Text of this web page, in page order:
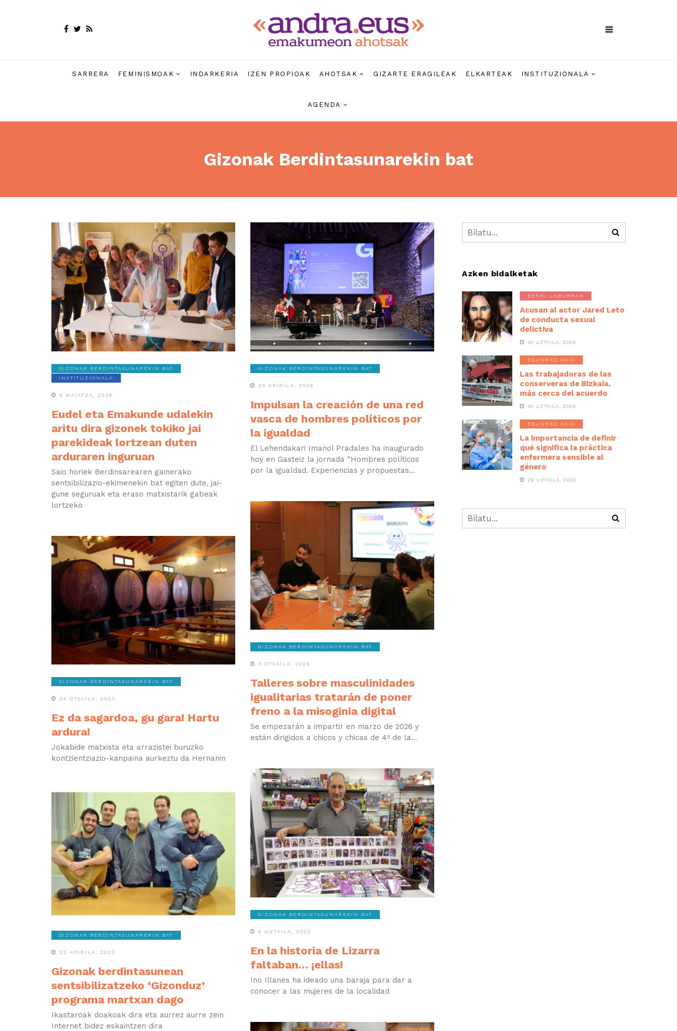
SARRERA FEMINISMOAK INDARKERIA IZEN PROPIOAK AHOTSAK GIZARTE ERAGILEAK ELKARTEAK INSTITUZIONALA
AGENDA
Gizonak Berdintasunarekin bat
GIZONAK BERDINTASUNAREKIN BAT
INSTITUZIONALA
9 MAIATZA, 2026
Eudel eta Emakunde udalekin
aritu dira gizonek tokiko jai
parekideak lortzean duten
arduraren inguruan
Saio horiek Berdinsarearen gainerako
sentsibilizazio-ekimenekin bat egiten dute, jai-
gune seguruak eta eraso matxistarik gabeak
lortzeko
GIZONAK BERDINTASUNAREKIN BAT
20 APIRILA, 2026
Impulsan la creación de una red
vasca de hombres políticos por
la igualdad
El Lehendakari Imanol Pradales ha inaugurado
hoy en Gasteiz la jornada “Hombres políticos
por la igualdad. Experiencias y propuestas...
GIZONAK BERDINTASUNAREKIN BAT
3 OTSAILA, 2026
Talleres sobre masculinidades
igualitarias tratarán de poner
freno a la misoginia digital
Se empezarán a impartir en marzo de 2026 y
están dirigidos a chicos y chicas de 4º de la...
GIZONAK BERDINTASUNAREKIN BAT
24 OTSAILA, 2023
Ez da sagardoa, gu gara! Hartu
ardura!
Jokabide matxista eta arrazistei buruzko
kontzientziazio-kanpaina aurkeztu da Hernanin
GIZONAK BERDINTASUNAREKIN BAT
6 UZTAILA, 2022
En la historia de Lizarra
faltaban… ¡ellas!
Ino Illanes ha ideado una baraja para dar a
conocer a las mujeres de la localidad
GIZONAK BERDINTASUNAREKIN BAT
22 APIRILA, 2022
Gizonak berdintasunean
sentsibilizatzeko ‘Gizonduz’
programa martxan dago
Ikastaroak doakoak dira eta aurrez aurre zein
Internet bidez eskaintzen dira
Azken bidalketak
BERRI LABURRAK
Acusan al actor Jared Leto
de conducta sexual
delictiva
30 UZTAILA, 2026
EGUNEKO GAIA
Las trabajadoras de las
conserveras de Bizkaia,
más cerca del acuerdo
30 UZTAILA, 2026
EGUNEKO GAIA
La importancia de definir
qué significa la práctica
enfermera sensible al
género
29 UZTAILA, 2026